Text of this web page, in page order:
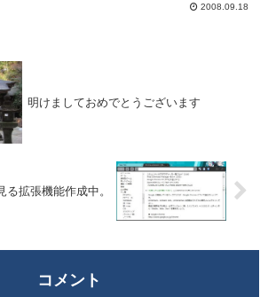
様。最終的には押し込まれて上の開けた場
2008.09.18
明けましておめでとうございます
拡張機能作成中。
コメント